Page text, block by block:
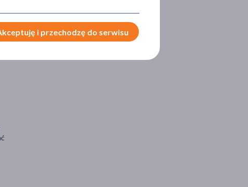
i przechodzę do serwisu